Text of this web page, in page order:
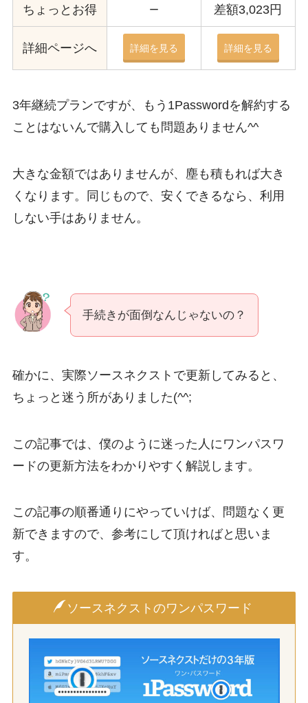
ちょっとお得 ー 差額3,023円
詳細ページへ 詳細を見る 詳細を見る
3年継続プランですが、もう1Passwordを解約する
ことはないんで購入しても問題ありません^^
大きな金額ではありませんが、塵も積もれば大き
くなります。同じもので、安くできるなら、利用
しない手はありません。
手続きが面倒なんじゃないの？
確かに、実際ソースネクストで更新してみると、
ちょっと迷う所がありました(^^;
この記事では、僕のように迷った人にワンパスワ
ードの更新方法をわかりやすく解説します。
この記事の順番通りにやっていけば、問題なく更
新できますので、参考にして頂ければと思いま
す。
ソースネクストのワンパスワード